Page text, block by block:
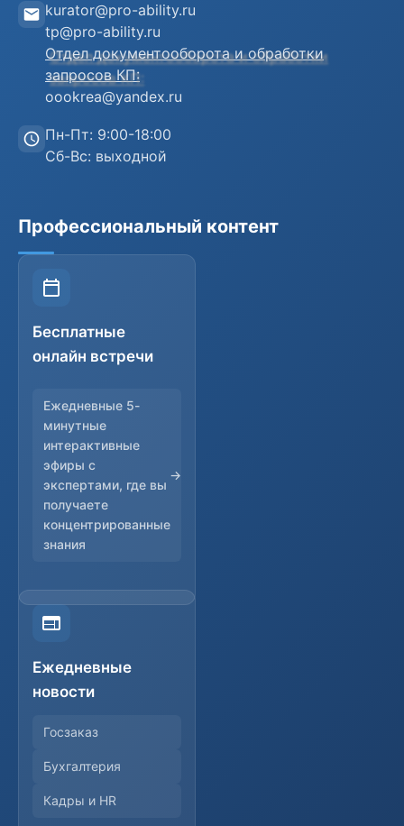
Анкета слушателя
kurator@pro-ability.ru
tp@pro-ability.ru
Отдел документооборота и обработки
запросов КП:
oookrea@yandex.ru
Пн-Пт: 9:00-18:00
Сб-Вс: выходной
Профессиональный контент
Бесплатные
онлайн встречи
Ежедневные 5-
минутные
интерактивные
эфиры с
экспертами, где вы
получаете
концентрированные
знания
Ежедневные
новости
Госзаказ
Бухгалтерия
Кадры и HR